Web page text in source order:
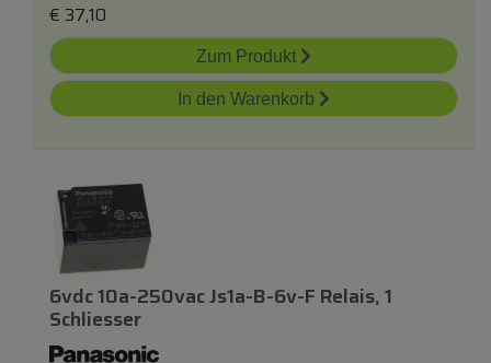
€ 37,10
Zum Produkt
In den Warenkorb
6vdc 10a-250vac Js1a-B-6v-F Relais, 1
Schliesser